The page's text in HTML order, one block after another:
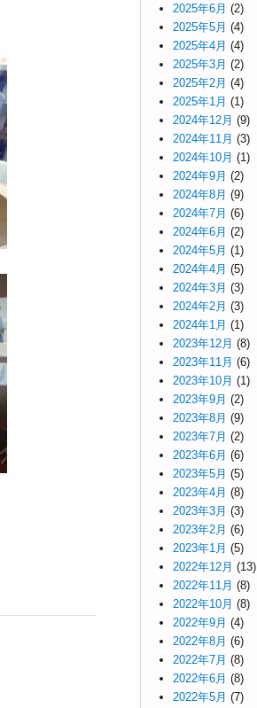
2025年6月 (2)
2025年5月 (4)
2025年4月 (4)
2025年3月 (2)
2025年2月 (4)
2025年1月 (1)
2024年12月 (9)
2024年11月 (3)
2024年10月 (1)
2024年9月 (2)
2024年8月 (9)
2024年7月 (6)
2024年6月 (2)
2024年5月 (1)
2024年4月 (5)
2024年3月 (3)
2024年2月 (3)
2024年1月 (1)
2023年12月 (8)
2023年11月 (6)
2023年10月 (1)
2023年9月 (2)
2023年8月 (9)
2023年7月 (2)
2023年6月 (6)
2023年5月 (5)
2023年4月 (8)
2023年3月 (3)
2023年2月 (6)
2023年1月 (5)
2022年12月 (13)
2022年11月 (8)
2022年10月 (8)
2022年9月 (4)
2022年8月 (6)
2022年7月 (8)
2022年6月 (8)
2022年5月 (7)